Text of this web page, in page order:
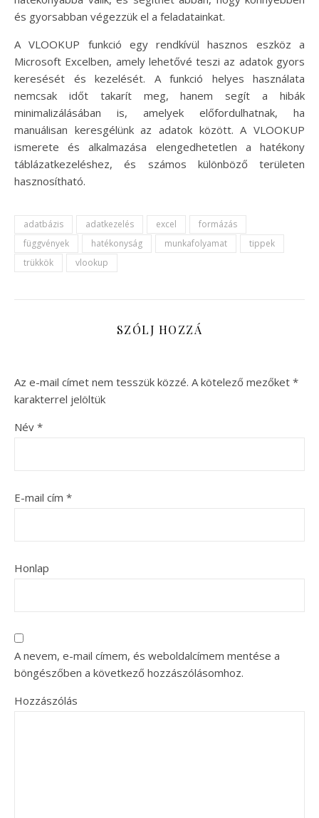
és gyorsabban végezzük el a feladatainkat.
A VLOOKUP funkció egy rendkívül hasznos eszköz a
Microsoft Excelben, amely lehetővé teszi az adatok gyors
keresését és kezelését. A funkció helyes használata
nemcsak időt takarít meg, hanem segít a hibák
minimalizálásában is, amelyek előfordulhatnak, ha
manuálisan keresgélünk az adatok között. A VLOOKUP
ismerete és alkalmazása elengedhetetlen a hatékony
táblázatkezeléshez, és számos különböző területen
hasznosítható.
adatbázis adatkezelés excel
formázás
függvények
hatékonyság munkafolyamat
tippek
trükkök
vlookup
SZÓLJ HOZZÁ
Az e-mail címet nem tesszük közzé. A kötelező mezőket *
karakterrel jelöltük
Név *
E-mail cím *
Honlap
A nevem, e-mail címem, és weboldalcímem mentése a
böngészőben a következő hozzászólásomhoz.
Hozzászólás